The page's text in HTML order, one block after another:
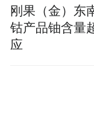
刚果（金）东
钴产品铀含量
应